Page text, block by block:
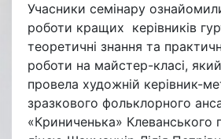
Учасники семінару
роботи кращих керівників
теоретичні знання та
роботи на майстер-класі,
провела художній керівник-
зразкового фольклорного
«Криниченька» Клеванського